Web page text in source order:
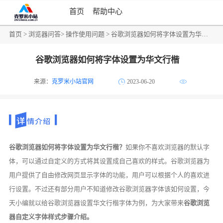
首页 帮助中心
首页 >浏览器问答>操作使用问题 > 谷歌浏览器如何将字体设置为华文行楷
谷歌浏览器如何将字体设置为华文行楷
来源：克罗米小站官网 2023-06-20
谷歌浏览器如何将字体设置为华文行楷？如果你不喜欢浏览器的默认字
体，可以通过自定义的方式将其设置成自己喜欢的样式。谷歌浏览器为
用户提供了自由修改网页显示字体的功能，用户可以根据个人的喜欢进
行设置。不过还有部分用户不知道修改谷歌浏览器字体该如何设置，今
天小编就以给谷歌浏览器设置华文行楷字体为例，为大家带来谷歌浏览
器自定义字体样式步骤介绍。